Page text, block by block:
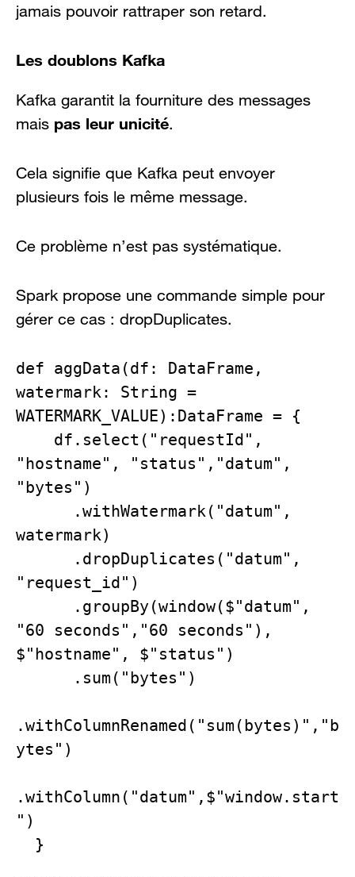
jamais pouvoir rattraper son retard.
Les doublons Kafka
Kafka garantit la fourniture des messages
mais pas leur unicité.
Cela signifie que Kafka peut envoyer
plusieurs fois le même message.
Ce problème n’est pas systématique.
Spark propose une commande simple pour
gérer ce cas : dropDuplicates.
def aggData(df: DataFrame,
watermark: String =
WATERMARK_VALUE):DataFrame = {
"hostname", "status","datum",
"bytes")
watermark)
"request_id")
"60 seconds","60 seconds"),
$"hostname", $"status")
.withColumnRenamed("sum(bytes)","b
ytes")
.withColumn("datum",$"window.start
")
  }